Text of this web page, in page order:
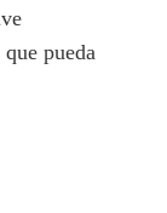
pueda